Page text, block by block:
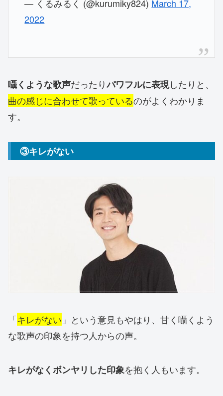
— くるみるく (@kurumiky824) March 17,
2022
囁くような歌声だったりパワフルに表現したりと、
曲の感じに合わせて歌っているのがよくわかりま
す。
③キレがない
「キレがない 」という意見もやはり、甘く囁くよう
な歌声の印象を持つ人からの声。
キレがなくボンヤリした印象を抱く人もいます。